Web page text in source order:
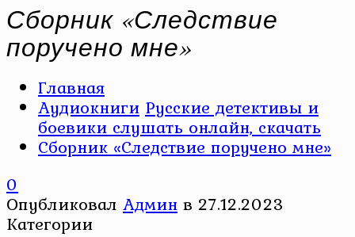
Сборник «Следствие
поручено мне»
Главная
Аудиокниги Русские детективы и
боевики слушать онлайн, скачать
Сборник «Следствие поручено мне»
0
Опубликовал Админ в 27.12.2023
Категории